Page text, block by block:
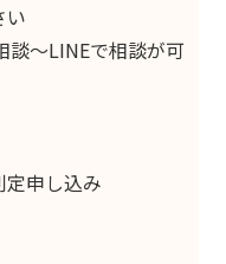
い
談～LINEで相談が可
申し込み